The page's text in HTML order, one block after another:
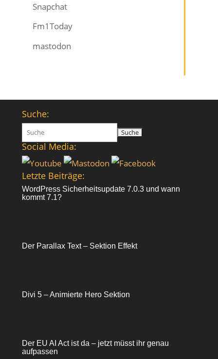
Snapchat
Fm1Today
mastodon
Suche:
Suchen
nach:
Social Media:
Letzte Beiträge:
WordPress Sicherheitsupdate 7.0.3 und wann
kommt 7.1?
Der Parallax Text – Sektion Effekt
Divi 5 – Animierte Hero Sektion
Der EU AI Act ist da – jetzt müsst ihr genau
aufpassen